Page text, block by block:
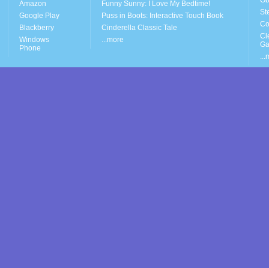
Amazon
Google Play
Blackberry
Windows
Phone
Funny Sunny: I Love My Bedtime!
Puss in Boots: Interactive Touch Book
Cinderella Classic Tale
...more